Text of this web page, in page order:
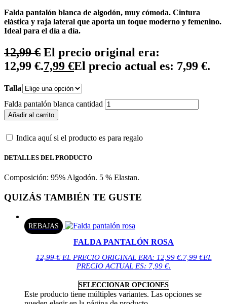
Falda pantalón blanca de algodón, muy cómoda. Cintura
elástica y raja lateral que aporta un toque moderno y femenino.
Ideal para el día a día.
12,99€ El precio original era:
12,99 €.7,99 €El precio actual es: 7,99 €.
Talla
Falda pantalón blanca cantidad
Añadir al carrito
Indica aquí si el producto es para regalo
DETALLES DEL PRODUCTO
Composición: 95% Algodón. 5 % Elastan.
QUIZÁS TAMBIÉN TE GUSTE
REBAJAS
FALDA PANTALÓN ROSA
12,99€ EL PRECIO ORIGINAL ERA: 12,99 €.7,99 €EL
PRECIO ACTUAL ES: 7,99 €.
SELECCIONAR OPCIONES
Este producto tiene múltiples variantes. Las opciones se